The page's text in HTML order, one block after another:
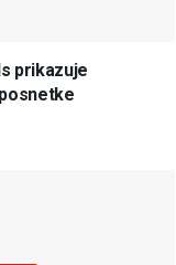
prikazuje